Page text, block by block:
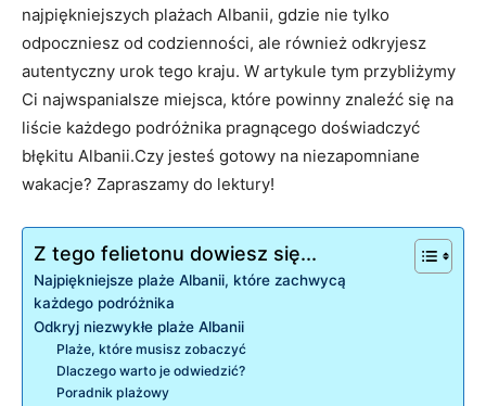
najpiękniejszych plażach ​Albanii,⁤ gdzie⁢ nie tylko
odpoczniesz od codzienności, ale również odkryjesz
autentyczny urok tego kraju. W artykule tym ⁤przybliżymy
Ci najwspanialsze miejsca, ⁢które powinny znaleźć się na
liście każdego podróżnika pragnącego doświadczyć⁣
błękitu Albanii.Czy⁤ jesteś gotowy na niezapomniane
wakacje? Zapraszamy do lektury!
Z tego felietonu dowiesz się...
Najpiękniejsze plaże Albanii, które zachwycą
każdego podróżnika
Odkryj niezwykłe plaże Albanii
Plaże, które musisz zobaczyć
Dlaczego warto ⁣je odwiedzić?
Poradnik ​plażowy